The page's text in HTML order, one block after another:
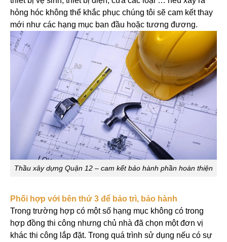
hỏng hóc không thể khắc phục chúng tôi sẽ cam kết thay
mới như các hạng mục ban đầu hoặc tương đương.
Thầu xây dựng Quận 12 – cam kết bảo hành phần hoàn thiện
Phối hợp với bên thứ 3 để bảo trì, bảo hành
Trong trường hợp có một số hạng mục không có trong
hợp đồng thi công nhưng chủ nhà đã chọn một đơn vị
khác thi công lắp đặt. Trong quá trình sử dụng nếu có sự